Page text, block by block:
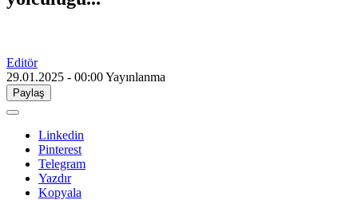
Editör
29.01.2025 - 00:00Yayınlanma
Paylaş
Linkedin
Pinterest
Telegram
Yazdır
Kopyala